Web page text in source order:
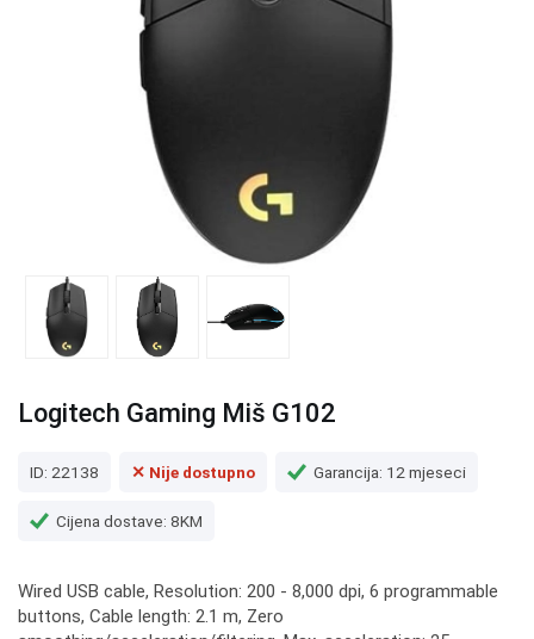
Logitech Gaming Miš G102
ID: 22138 ✕ Nije dostupno Garancija: 12 mjeseci
Cijena dostave: 8KM
Wired USB cable, Resolution: 200 - 8,000 dpi, 6 programmable
buttons, Cable length: 2.1 m, Zero